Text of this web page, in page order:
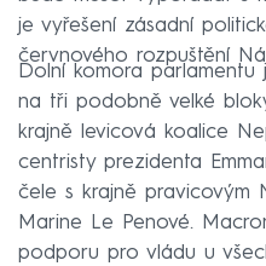
je vyřešení zásadní
červnového rozpuštění
Dolní komora
na tři podobně velké
krajně levicová koalice
centristy prezidenta
čele s krajně pravicovým
Marine Le Penové.
podporu pro vládu u